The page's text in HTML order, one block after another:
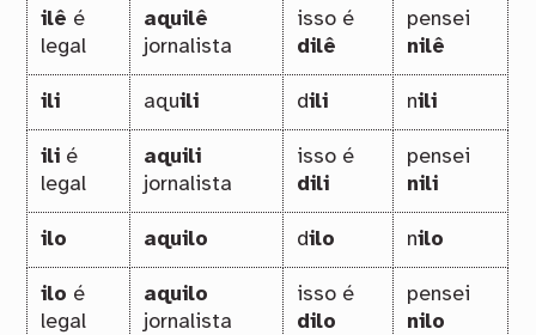
ilê é
legal
aquilê
jornalista
isso é
dilê
pensei
nilê
ili aquili dili nili
ili é
legal
aquili
jornalista
isso é
dili
pensei
nili
ilo aquilo dilo nilo
ilo é
legal
aquilo
jornalista
isso é
dilo
pensei
nilo